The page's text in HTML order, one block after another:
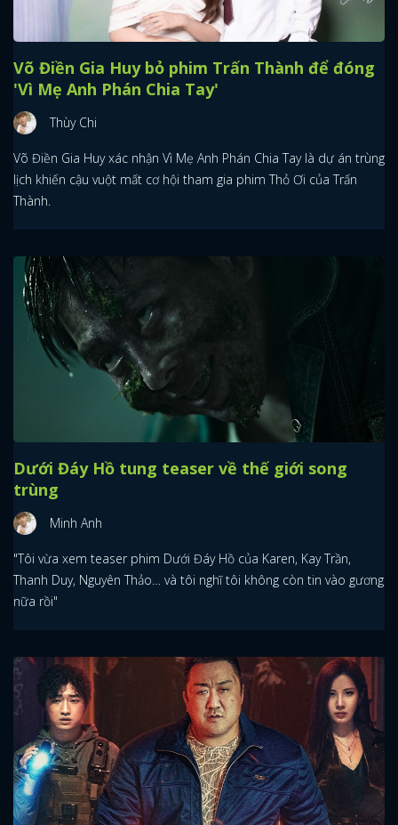
Võ Điền Gia Huy bỏ phim Trấn Thành để đóng
'Vì Mẹ Anh Phán Chia Tay'
Thùy Chi
Võ Điền Gia Huy xác nhận Vì Mẹ Anh Phán Chia Tay là dự án trùng
lịch khiến cậu vuột mất cơ hội tham gia phim Thỏ Ơi của Trấn
Thành.
Dưới Đáy Hồ tung teaser về thế giới song
trùng
Minh Anh
"Tôi vừa xem teaser phim Dưới Đáy Hồ của Karen, Kay Trần,
Thanh Duy, Nguyên Thảo… và tôi nghĩ tôi không còn tin vào gương
nữa rồi"